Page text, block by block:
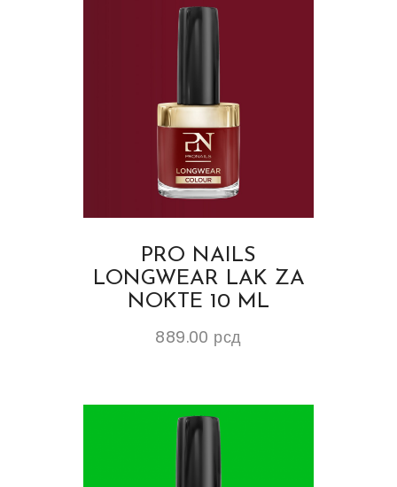
PRO NAILS
LONGWEAR LAK ZA
NOKTE 10 ML
889.00 рсд